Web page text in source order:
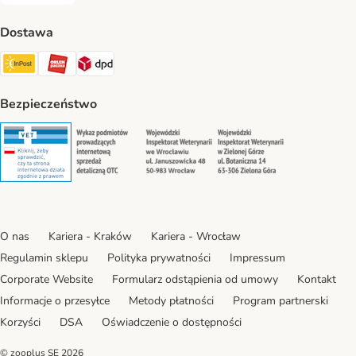
Dostawa
Paczkomat® Shipping Method
ORLEN Paczka Shipping Method
DPD Shipping Method
Bezpieczeństwo
Security Security Security
O nas Kariera - Kraków
Kariera - Wrocław
Regulamin sklepu
Polityka prywatności
Impressum
Corporate Website
Formularz odstąpienia od umowy
Kontakt
Informacje o przesyłce
Metody płatności
Program partnerski
Korzyści
DSA Oświadczenie o dostępności
© zooplus SE 2026